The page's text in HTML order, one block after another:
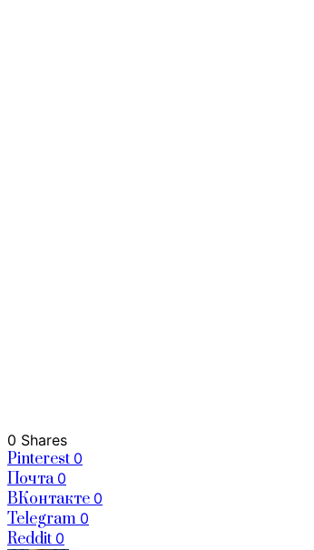
0 Shares
Pinterest 0
Почта 0
ВКонтакте 0
Telegram 0
Reddit 0